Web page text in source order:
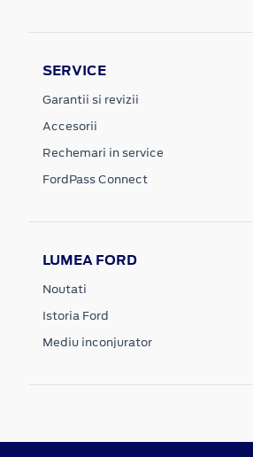
SERVICE
Garantii si revizii
Accesorii
Rechemari in service
FordPass Connect
LUMEA FORD
Noutati
Istoria Ford
Mediu inconjurator